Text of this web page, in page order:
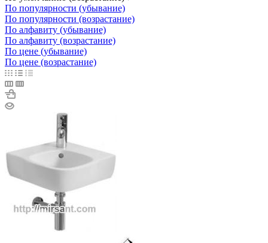
По популярности (убывание)
По популярности (возрастание)
По алфавиту (убывание)
По алфавиту (возрастание)
По цене (убывание)
По цене (возрастание)